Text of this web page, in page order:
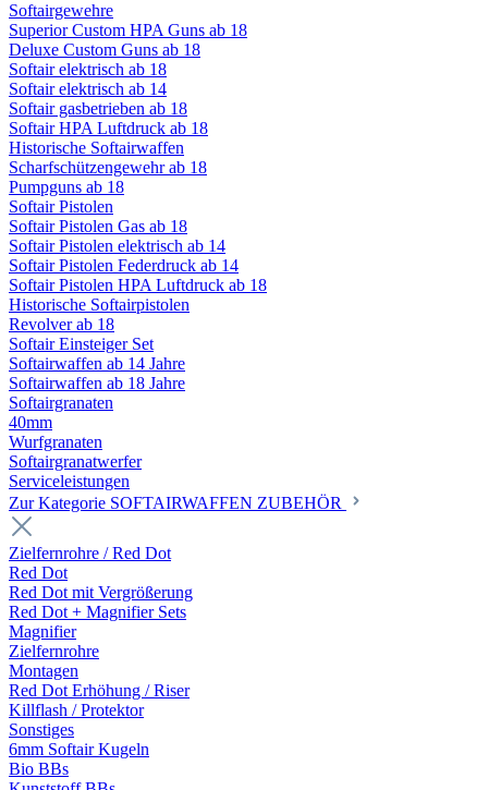
Softairgewehre
Superior Custom HPA Guns ab 18
Deluxe Custom Guns ab 18
Softair elektrisch ab 18
Softair elektrisch ab 14
Softair gasbetrieben ab 18
Softair HPA Luftdruck ab 18
Historische Softairwaffen
Scharfschützengewehr ab 18
Pumpguns ab 18
Softair Pistolen
Softair Pistolen Gas ab 18
Softair Pistolen elektrisch ab 14
Softair Pistolen Federdruck ab 14
Softair Pistolen HPA Luftdruck ab 18
Historische Softairpistolen
Revolver ab 18
Softair Einsteiger Set
Softairwaffen ab 14 Jahre
Softairwaffen ab 18 Jahre
Softairgranaten
40mm
Wurfgranaten
Softairgranatwerfer
Serviceleistungen
Zur Kategorie SOFTAIRWAFFEN ZUBEHÖR
Zielfernrohre / Red Dot
Red Dot
Red Dot mit Vergrößerung
Red Dot + Magnifier Sets
Magnifier
Zielfernrohre
Montagen
Red Dot Erhöhung / Riser
Killflash / Protektor
Sonstiges
6mm Softair Kugeln
Bio BBs